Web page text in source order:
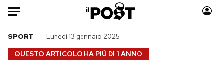
Auto
HOME
QUESTO ARTICOLO HA PIÙ DI 1 ANNO
SPORT Lunedì 13 gennaio 2025